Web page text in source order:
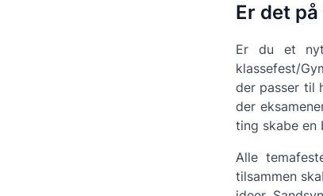
Er det
Er du et
klassefest/
der passer til
der
ting skabe en
Alle
tilsammen